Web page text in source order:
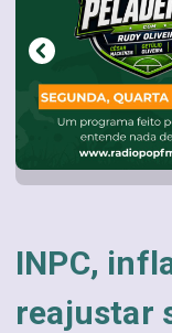
INPC,
reajustar